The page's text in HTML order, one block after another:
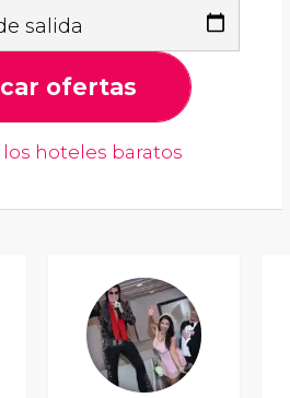
salida
ofertas
hoteles baratos